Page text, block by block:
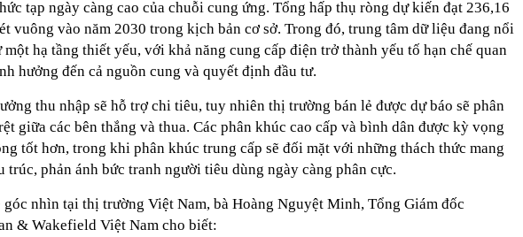
tạp ngày càng cao của chuỗi cung ứng. Tổng hấp thụ ròng dự kiến đạt 236,16
vuông vào năm 2030 trong kịch bản cơ sở. Trong đó, trung tâm dữ liệu đang nổi
một hạ tầng thiết yếu, với khả năng cung cấp điện trở thành yếu tố hạn chế quan
hưởng đến cả nguồn cung và quyết định đầu tư.
thu nhập sẽ hỗ trợ chi tiêu, tuy nhiên thị trường bán lẻ được dự báo sẽ phân
giữa các bên thắng và thua. Các phân khúc cao cấp và bình dân được kỳ vọng
tốt hơn, trong khi phân khúc trung cấp sẽ đối mặt với những thách thức mang
trúc, phản ánh bức tranh người tiêu dùng ngày càng phân cực.
góc nhìn tại thị trường Việt Nam, bà Hoàng Nguyệt Minh, Tổng Giám đốc
& Wakefield Việt Nam cho biết: